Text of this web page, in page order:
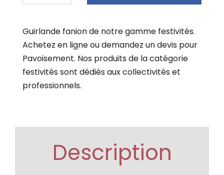
Guirlande fanion de notre gamme festivités.
Achetez en ligne ou demandez un devis pour
Pavoisement. Nos produits de la catégorie
festivités sont dédiés aux collectivités et
professionnels.
Description